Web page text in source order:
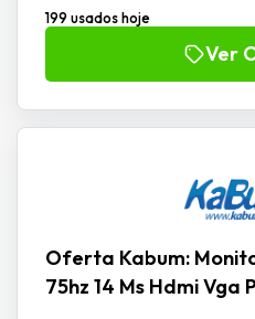
199 usados hoje
Ver
Oferta Kabum:
75hz 14 Ms Hdmi Vga